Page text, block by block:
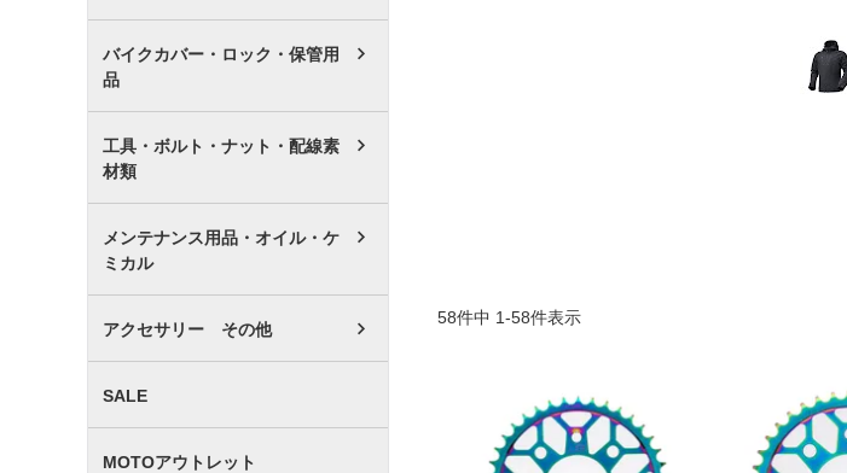
バイクカバー・ロック・保管用
品
工具・ボルト・ナット・配線素
材類
メンテナンス用品・オイル・ケ
ミカル
アクセサリー その他
SALE
MOTOアウトレット
58件中 1-58件表示